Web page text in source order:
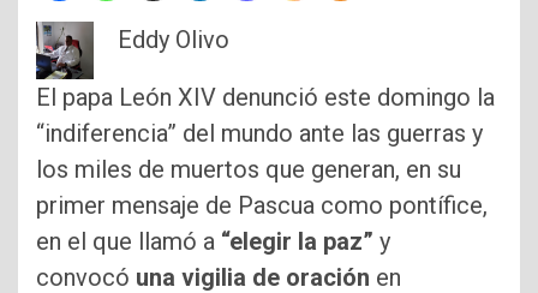
Eddy Olivo
El papa León XIV denunció este domingo la
“indiferencia” del mundo ante las guerras y
los miles de muertos que generan, en su
primer mensaje de Pascua como pontífice,
en el que llamó a “elegir la paz” y
convocó una vigilia de oración en